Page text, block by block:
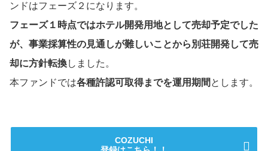
ンドはフェーズ２になります。
フェーズ１時点ではホテル開発用地として売却予定でした
が、事業採算性の見通しが難しいことから別荘開発して売
却に方針転換しました。
本ファンドでは各種許認可取得までを運用期間 とします。
COZUCHI